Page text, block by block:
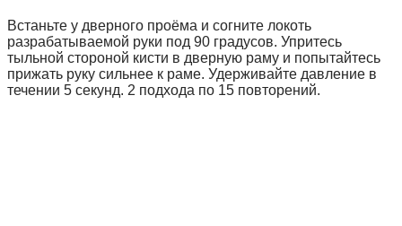
Встаньте у дверного проёма и согните локоть
разрабатываемой руки под 90 градусов. Упритесь
тыльной стороной кисти в дверную раму и попытайтесь
прижать руку сильнее к раме. Удерживайте давление в
течении 5 секунд. 2 подхода по 15 повторений.